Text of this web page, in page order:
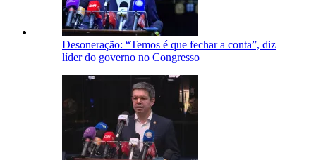
Desoneração: “Temos é que fechar a conta”, diz
líder do governo no Congresso